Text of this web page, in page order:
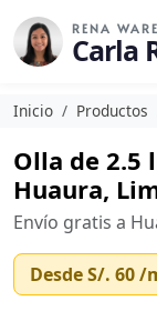
RENA WARE
Carla
Inicio Productos
Olla de 2.5
Huaura,
Envío gratis a
DesdeS/. 60/